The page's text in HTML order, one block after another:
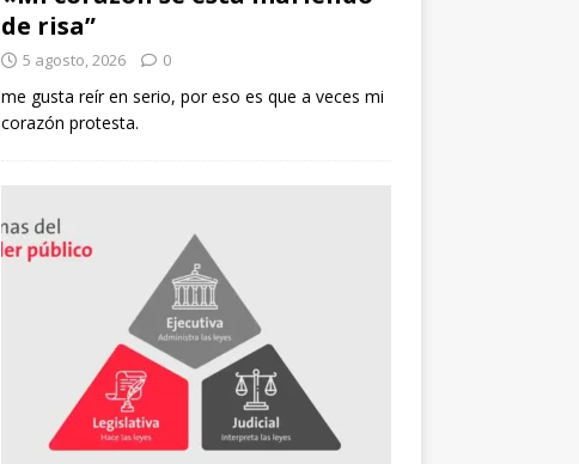
de risa”
5 agosto, 2026 0
me gusta reír en serio, por eso es que a veces mi
corazón protesta.